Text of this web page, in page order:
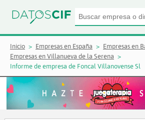
Inicio Empresas en España
Empresas en
Empresas en Villanueva de la Serena
Informe de empresa de Foncal Villanovense Sl